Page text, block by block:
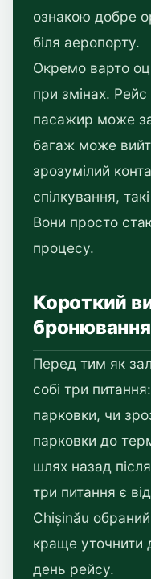
ознакою добре
біля аеропорту.
Окремо варто
при змінах.
пасажир може
багаж може
зрозумілий
спілкування,
Вони просто
процесу.
Короткий
Перед тим як
собі три
парковки, чи
парковки до
шлях назад
три питання є
Chișinău
краще уточнити
день рейсу.